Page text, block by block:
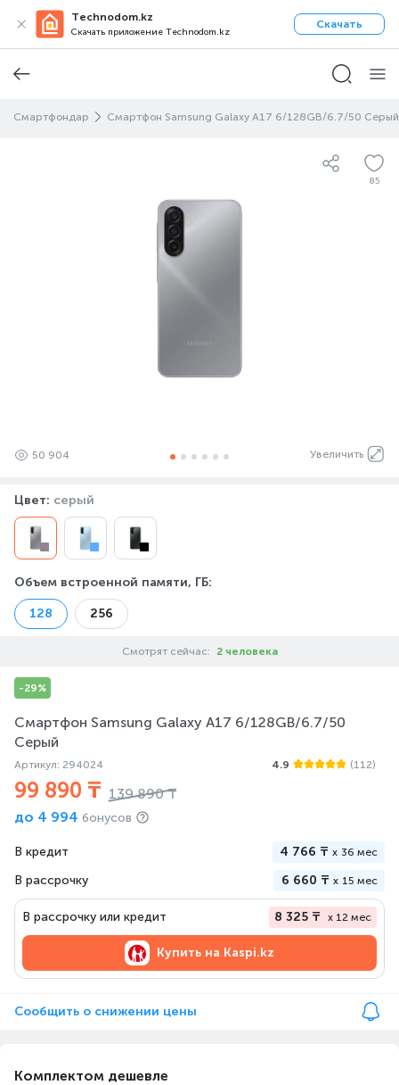
Technodom.kz
Скачать приложение Technodom.kz
Скачать
Смартфондар Смартфон Samsung Galaxy A17 6/128GB/6.7/50 Серый
85
Увеличить
50 904
Цвет: серый
Объем встроенной памяти, ГБ:
128 256
Смотрят сейчас: 2 человека
-29%
Смартфон Samsung Galaxy A17 6/128GB/6.7/50
Серый
Артикул: 294024 4.9 (112)
99 890 ₸ 139 890 ₸
до 4 994 бонусов
В кредит 4 766 ₸ x 36 мес
В рассрочку 6 660 ₸ x 15 мес
В рассрочку или кредит 8 325 ₸ x 12 мес
Купить на Kaspi.kz
Сообщить о снижении цены
Комплектом дешевле